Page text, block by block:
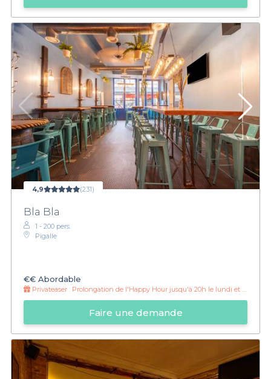
4,9 (231)
Bla Bla
1 - 200 pers.
Pigalle
€€ Abordable
Privateaser : Prolongation de l'Happy Hour jusqu'à 20h le lundi et mardi !
Faire une demande